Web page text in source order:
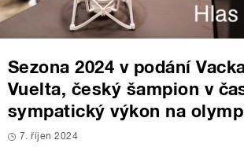
Sezona 2024 v podání
Vuelta, český šampion v
sympatický výkon na
7. říjen 2024